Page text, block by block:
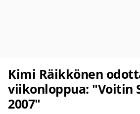
Kimi Räikkönen
viikonloppua: "Voitin
2007"